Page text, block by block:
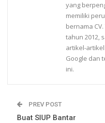
yang
memiliki
bernama
tahun 2012,
artikel-
Google dan
ini.
PREV POST
Buat SIUP Bantar